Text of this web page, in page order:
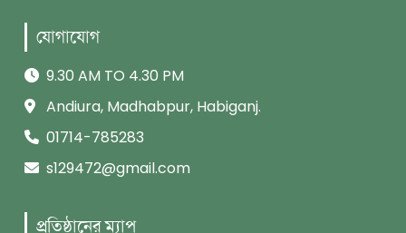
যোগাযোগ
9.30 AM TO 4.30 PM
Andiura, Madhabpur, Habiganj.
01714-785283
s129472@gmail.com
প্রতিষ্ঠানের ম্যাপ